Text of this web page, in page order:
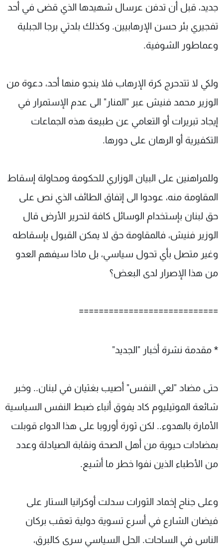
جديد، قبل أن تدفن عرسال شهيدها الذي قضى في أحد
تفجيري بئر حسن الإرهابيين. وكذلك بلدتي برجا الجبلية
وعماطور الشوفية.
ولكي لا تتدحرج كرة الإرهاب فلا ينجو منها أحد، دعوة من
الوزير محمد فنيش عبر "المنار" الى عدم الإستمرار في
إيجاد تبريرات أو التعامي عن طبيعة هذه الجماعات
التكفيرية أو الرهان على دورها.
وللمراهنين على البيان الوزاري للحكومة ومحاولة إسقاط
المقاومة منه، عودوا الى إتفاق الطائف الذي نص على
حق لبنان بإستخدام الوسائل كافة لتحرير الأرض قال
الوزير فنيش، فالمقاومة حق لا يمكن القبول بإسقاطه
وغير متصل بأي تحول سياسي، بل ماذا سيفهم العدو
من هذا الإصرار لدى البعض؟
============================
* مقدمة نشرة أخبار "الجديد"
حتى مضاد "لعي النفس" أصيب بغثيان في لبنان.. وخبر
شائعة الموتيليوم كاد يفوق أنباء ضبط النفس السياسية
الأمارة بالهدوء.. لكن ثورة أوروبا على هذا الدواء قوبلت
بمضادات حيوية من أهل الصحة ونقابة الصيادلة وعدد
من الأطباء الذين نفوا خطر ما أشيع.
وعلى جناح إخماد الثورات سدلت أوكرانيا الستار على
فيضان الشارع في أسرع تسوية دولية تعقب بركان
الناس في الساحات. الحل السياسي سرى كالبرق،